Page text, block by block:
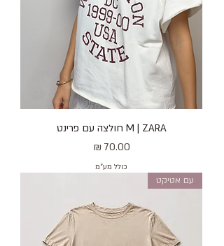
M | ZARA חולצה עם פרינט
מחיר
כולל מע״מ
עם אטיקט